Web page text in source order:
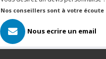
Nos conseillers sont à votre écoute
Nous ecrire un email